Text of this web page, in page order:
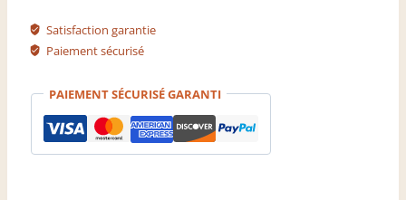
Satisfaction garantie
Paiement sécurisé
PAIEMENT SÉCURISÉ GARANTI